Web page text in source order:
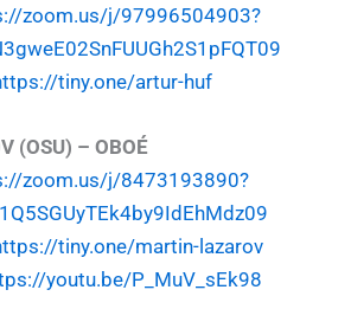
zoom.us/j/97996504903?
tiny.one/artur-huf
(OSU) – OBOÉ
zoom.us/j/8473193890?
tiny.one/martin-lazarov
youtu.be/P_MuV_sEk98